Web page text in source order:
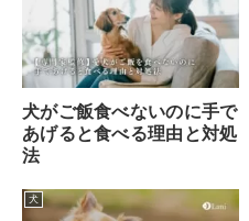
犬がご飯食べないのに手で
あげると食べる理由と対処
法
犬